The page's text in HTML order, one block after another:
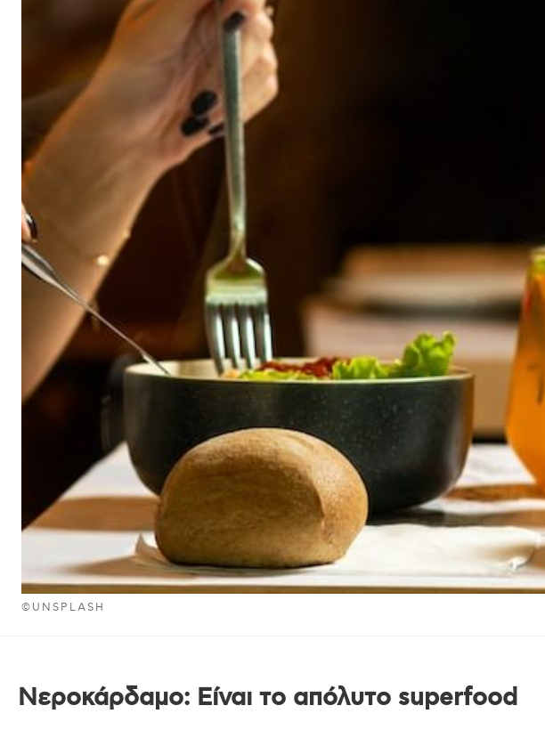
©UNSPLASH
Νεροκάρδαμο: Είναι το απόλυτο superfood